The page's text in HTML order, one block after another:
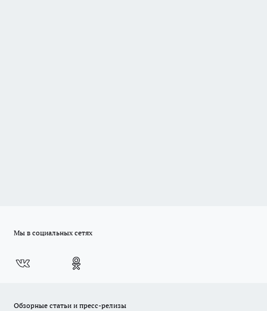
Мы в социальных сетях
Обзорные статьи и пресс-релизы